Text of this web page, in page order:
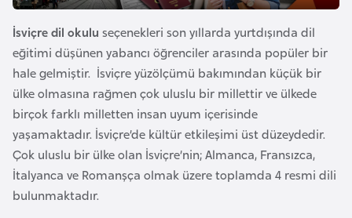
İ
ş
l
e
e
r
i
i
İsviçre dil okulu seçenekleri son yıllarda yurtdışında dil
eğitimi düşünen yabancı öğrenciler arasında popüler bir
hale gelmiştir. İsviçre yüzölçümü bakımından küçük bir
ülke olmasına rağmen çok uluslu bir millettir ve ülkede
birçok farklı milletten insan uyum içerisinde
yaşamaktadır. İsviçre’de kültür etkileşimi üst düzeydedir.
Çok uluslu bir ülke olan İsviçre’nin; Almanca, Fransızca,
İtalyanca ve Romanşça olmak üzere toplamda 4 resmi dili
bulunmaktadır.
t
u
r
y
a
A
z